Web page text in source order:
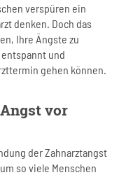
verspüren ein
denken. Doch das
Ihre Ängste zu
und
gehen können.
vor
der Zahnarztangst
so viele Menschen